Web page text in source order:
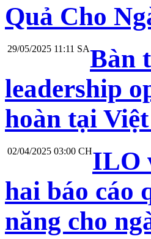
Quả Cho
29/05/2025 11:11 SABàn
leadership
hoàn tại
02/04/2025 03:00 CHILO
hai báo cáo
năng cho